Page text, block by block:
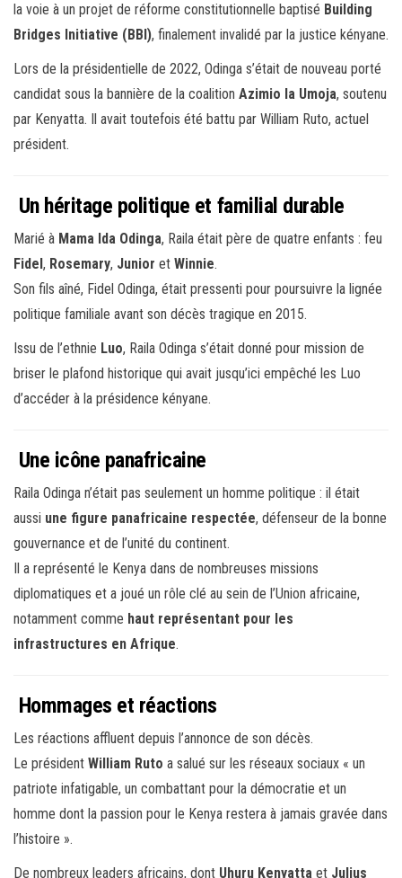
la voie à un projet de réforme constitutionnelle baptisé Building
Bridges Initiative (BBI), finalement invalidé par la justice kényane.
Lors de la présidentielle de 2022, Odinga s’était de nouveau porté
candidat sous la bannière de la coalition Azimio la Umoja, soutenu
par Kenyatta. Il avait toutefois été battu par William Ruto, actuel
président.
Un héritage politique et familial durable
Marié à Mama Ida Odinga, Raila était père de quatre enfants : feu
Fidel , Rosemary, Junior et Winnie.
Son fils aîné, Fidel Odinga, était pressenti pour poursuivre la lignée
politique familiale avant son décès tragique en 2015.
Issu de l’ethnie Luo, Raila Odinga s’était donné pour mission de
briser le plafond historique qui avait jusqu’ici empêché les Luo
d’accéder à la présidence kényane.
Une icône panafricaine
Raila Odinga n’était pas seulement un homme politique : il était
aussi une figure panafricaine respectée, défenseur de la bonne
gouvernance et de l’unité du continent.
Il a représenté le Kenya dans de nombreuses missions
diplomatiques et a joué un rôle clé au sein de l’Union africaine,
notamment comme haut représentant pour les
infrastructures en Afrique.
Hommages et réactions
Les réactions affluent depuis l’annonce de son décès.
Le président William Ruto a salué sur les réseaux sociaux « un
patriote infatigable, un combattant pour la démocratie et un
homme dont la passion pour le Kenya restera à jamais gravée dans
l’histoire ».
De nombreux leaders africains, dont Uhuru Kenyatta et Julius